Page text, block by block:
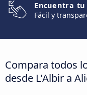
Encuentra
Fácil y
Compara todos
desde L'Albir a